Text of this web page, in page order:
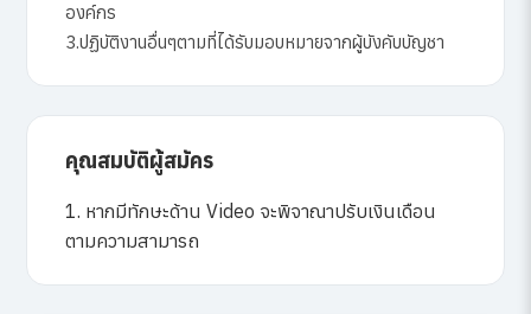
องค์กร
3.ปฏิบัติงานอื่นๆตามที่ได้รับมอบหมายจากผู้บังคับบัญชา
คุณสมบัติผู้สมัคร
1. หากมีทักษะด้าน Video จะพิจาณาปรับเงินเดือน
ตามความสามารถ